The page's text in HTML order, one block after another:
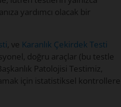
yardımcı olacak bir
, ve Karanlık Çekirdek Testi
doğru araçlar (bu testle
Patolojisi Testimiz,
için istatistiksel kontrollere